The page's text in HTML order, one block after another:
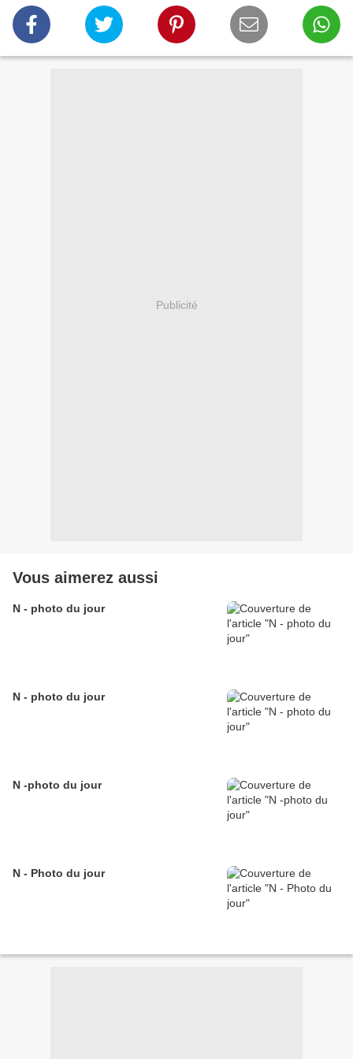
Publicité
Vous aimerez aussi
N - photo du jour
N - photo du jour
N -photo du jour
N - Photo du jour